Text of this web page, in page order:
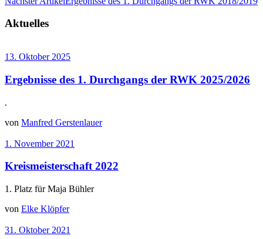
Aktuelles
13. Oktober 2025
Ergebnisse des 1. Durchgangs der RWK 2025/2026
.
von Manfred Gerstenlauer
1. November 2021
Kreismeisterschaft 2022
1. Platz für Maja Bühler
von Elke Klöpfer
31. Oktober 2021